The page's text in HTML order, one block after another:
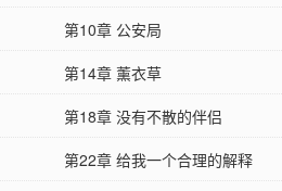
第10章 公安局
第14章 薰衣草
第18章 没有不散的伴侣
第22章 给我一个合理的解释